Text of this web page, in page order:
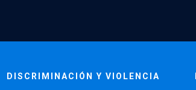
DISCRIMINACIÓN Y VIOLENCIA